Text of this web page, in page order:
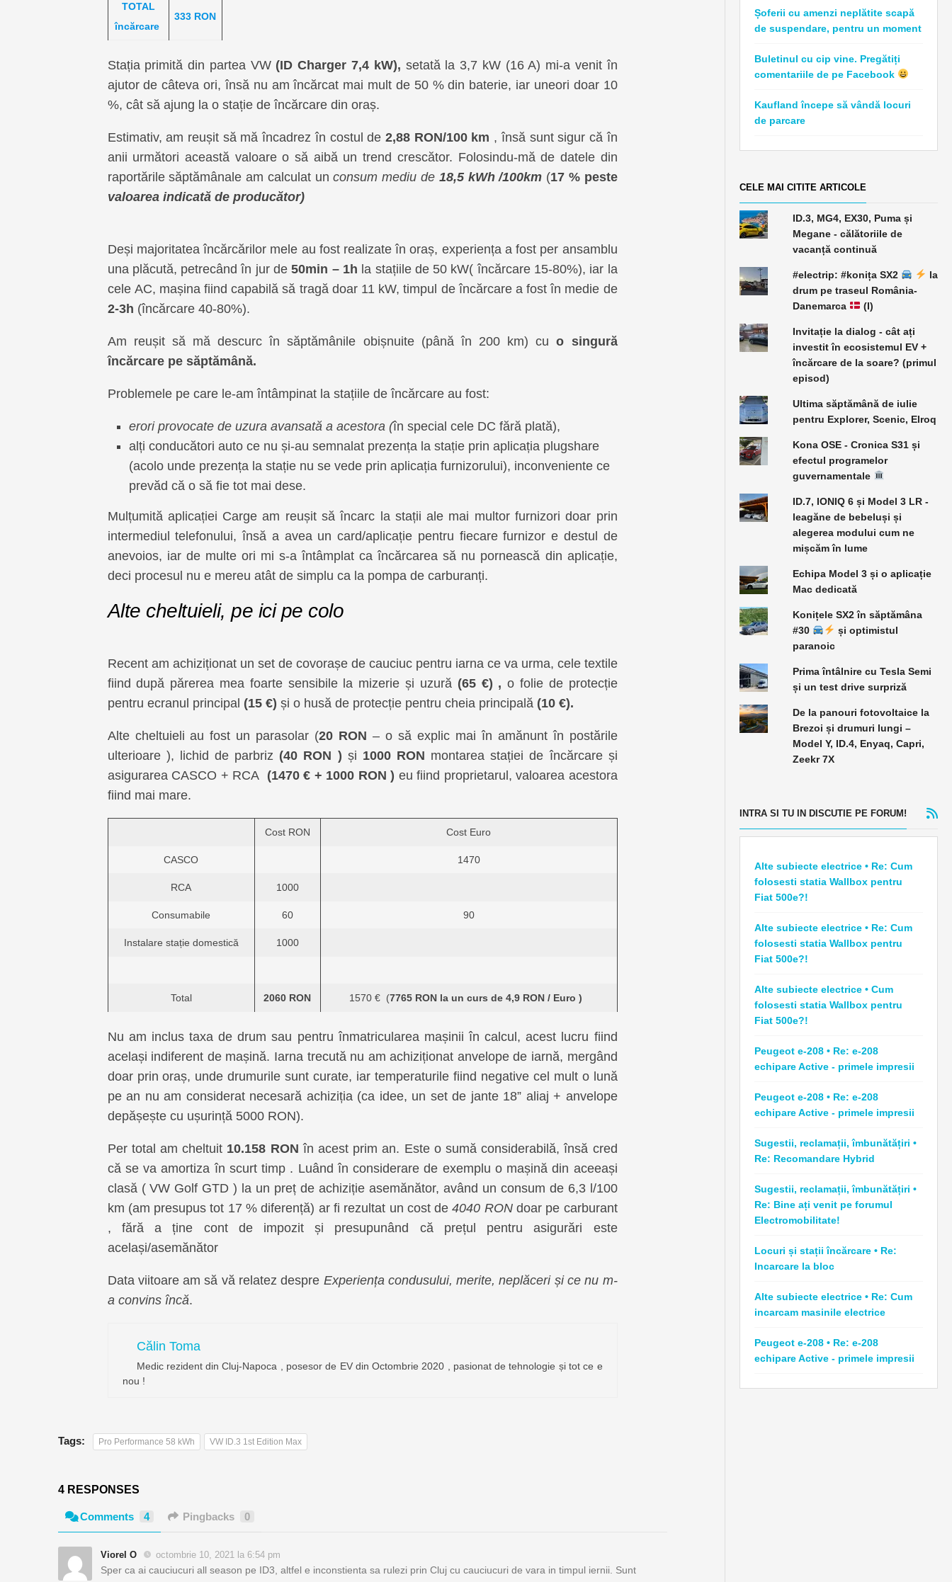
TOTAL
încărcare
333 RON
Stația primită din partea VW (ID Charger 7,4 kW), setată la 3,7 kW (16 A) mi-a venit în
ajutor de câteva ori, însă nu am încărcat mai mult de 50 % din baterie, iar uneori doar 10
%, cât să ajung la o stație de încărcare din oraș.
Estimativ, am reușit să mă încadrez în costul de 2,88 RON/100 km , însă sunt sigur că în
anii următori această valoare o să aibă un trend crescător. Folosindu-mă de datele din
raportările săptămânale am calculat unconsum mediu de 18,5 kWh/100km (17 % peste
valoarea indicată de producător)
Deși majoritatea încărcărilor mele au fost realizate în oraș, experiența a fost per ansamblu
una plăcută, petrecând în jur de 50min – 1h la stațiile de 50 kW( încărcare 15-80%), iar la
cele AC, mașina fiind capabilă să tragă doar 11 kW, timpul de încărcare a fost în medie de
2-3h (încărcare 40-80%).
Am reușit să mă descurc în săptămânile obișnuite (până în 200 km) cuo singură
încărcare pe săptămână.
Problemele pe care le-am întâmpinat la stațiile de încărcare au fost:
erori provocate de uzura avansată a acestora (în special cele DC fără plată),
alți conducători auto ce nu și-au semnalat prezența la stație prin aplicația plugshare
(acolo unde prezența la stație nu se vede prin aplicația furnizorului), inconveniente ce
prevăd că o să fie tot mai dese.
Mulțumită aplicației Carge am reușit să încarc la stații ale mai multor furnizori doar prin
intermediul telefonului, însă a avea un card/aplicație pentru fiecare furnizor e destul de
anevoios, iar de multe ori mi s-a întâmplat ca încărcarea să nu pornească din aplicație,
deci procesul nu e mereu atât de simplu ca la pompa de carburanți.
Alte cheltuieli, pe ici pe colo
Recent am achiziționat un set de covorașe de cauciuc pentru iarna ce va urma, cele textile
fiind după părerea mea foarte sensibile la mizerie și uzură (65 €) ,o folie de protecție
pentru ecranul principal (15 €) și o husă de protecție pentru cheia principală (10 €).
Alte cheltuieli au fost un parasolar (20 RON – o să explic mai în amănunt în postările
ulterioare ), lichid de parbriz (40 RON ) și 1000 RON montarea stației de încărcare și
asigurarea CASCO + RCA (1470 € + 1000 RON ) eu fiind proprietarul, valoarea acestora
fiind mai mare.
Cost RON Cost Euro
CASCO 1470
RCA 1000
Consumabile 60 90
Instalare stație domestică 1000
Total 2060 RON 1570 € (7765 RON la un curs de 4,9 RON / Euro )
Nu am inclus taxa de drum sau pentru înmatricularea mașinii în calcul, acest lucru fiind
același indiferent de mașină. Iarna trecută nu am achiziționat anvelope de iarnă, mergând
doar prin oraș, unde drumurile sunt curate, iar temperaturile fiind negative cel mult o lună
pe an nu am considerat necesară achiziția (ca idee, un set de jante 18” aliaj + anvelope
depășește cu ușurință 5000 RON).
Per total am cheltuit 10.158 RONîn acest prim an. Este o sumă considerabilă, însă cred
că se va amortiza în scurt timp . Luând în considerare de exemplu o mașină din aceeași
clasă ( VW Golf GTD ) la un preț de achiziție asemănător, având un consum de 6,3 l/100
km (am presupus tot 17 % diferență) ar fi rezultat un cost de4040 RONdoar pe carburant
, fără a ține cont de impozit și presupunând că prețul pentru asigurări este
același/asemănător
Data viitoare am să vă relatez despre Experiența condusului, merite, neplăceri și ce nu m-
a convins încă.
Călin Toma
Medic rezident din Cluj-Napoca , posesor de EV din Octombrie 2020 , pasionat de tehnologie și tot ce e
nou !
Tags: Pro Performance 58 kWh VW ID.3 1st Edition Max
4 RESPONSES
Comments 4 Pingbacks 0
Viorel O octombrie 10, 2021 la 6:54 pm
Sper ca ai cauciucuri all season pe ID3, altfel e inconstienta sa rulezi prin Cluj cu cauciucuri de vara in timpul iernii. Sunt
Șoferii cu amenzi neplătite scapă
de suspendare, pentru un moment
Buletinul cu cip vine. Pregătiți
comentariile de pe Facebook
Kaufland începe să vândă locuri
de parcare
CELE MAI CITITE ARTICOLE
ID.3, MG4, EX30, Puma și
Megane - călătoriile de
vacanță continuă
#electrip: #konița SX2
la
drum pe traseul România-
Danemarca
(I)
Invitație la dialog - cât ați
investit în ecosistemul EV +
încărcare de la soare? (primul
episod)
Ultima săptămână de iulie
pentru Explorer, Scenic, Elroq
Kona OSE - Cronica S31 și
efectul programelor
guvernamentale
ID.7, IONIQ 6 și Model 3 LR -
leagăne de bebeluși și
alegerea modului cum ne
mișcăm în lume
Echipa Model 3 și o aplicație
Mac dedicată
Konițele SX2 în săptămâna
#30
și optimistul
paranoic
Prima întâlnire cu Tesla Semi
și un test drive surpriză
De la panouri fotovoltaice la
Brezoi și drumuri lungi –
Model Y, ID.4, Enyaq, Capri,
Zeekr 7X
INTRA SI TU IN DISCUTIE PE FORUM!
Alte subiecte electrice • Re: Cum
folosesti statia Wallbox pentru
Fiat 500e?!
Alte subiecte electrice • Re: Cum
folosesti statia Wallbox pentru
Fiat 500e?!
Alte subiecte electrice • Cum
folosesti statia Wallbox pentru
Fiat 500e?!
Peugeot e-208 • Re: e-208
echipare Active - primele impresii
Peugeot e-208 • Re: e-208
echipare Active - primele impresii
Sugestii, reclamații, îmbunătățiri •
Re: Recomandare Hybrid
Sugestii, reclamații, îmbunătățiri •
Re: Bine ați venit pe forumul
Electromobilitate!
Locuri și stații încărcare • Re:
Incarcare la bloc
Alte subiecte electrice • Re: Cum
incarcam masinile electrice
Peugeot e-208 • Re: e-208
echipare Active - primele impresii